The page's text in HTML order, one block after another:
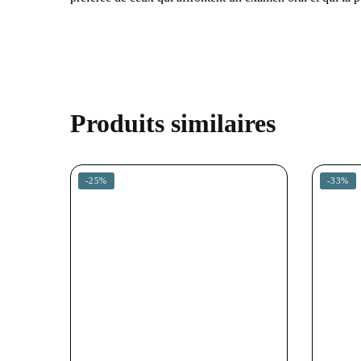
Produits similaires
-25% -33%